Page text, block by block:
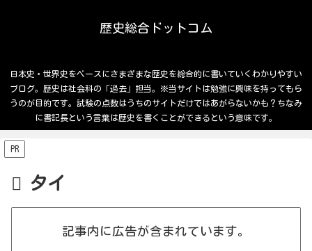
歴史総合ドットコム
日本史・世界史をベースにさまざまな歴史を総合的に書いていくわかりやすい
ブログ。歴史は社会科の「過去」担当。※当サイトは勉強に興味を持ってもら
うのが目的です。試験の点数はうちのサイトだけではあがらないかも？ちなみ
に書記長という言葉は歴史を書くことができるという意味です。
PR
タイ
記事内に広告が含まれています。